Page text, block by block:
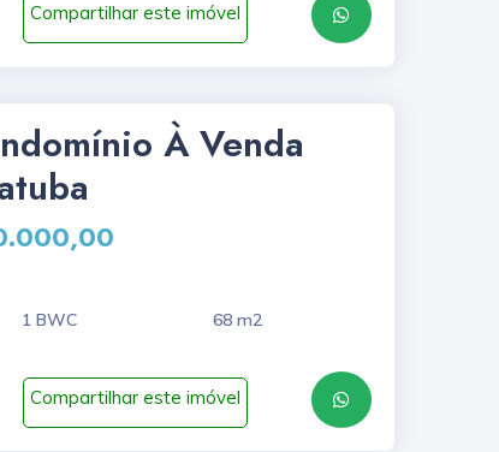
Compartilhar este imóvel
À Venda
1 BWC 68 m2
Compartilhar este imóvel